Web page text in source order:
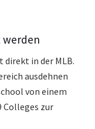
in der MLB.
ausdehnen
von einem
zur